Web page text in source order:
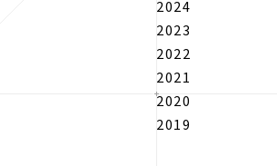
2024
2023
2022
2021
2020
2019